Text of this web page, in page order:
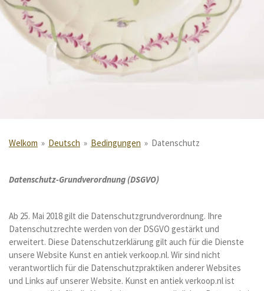
Welkom » Deutsch » Bedingungen » Datenschutz
Datenschutz-Grundverordnung (DSGVO)
Ab 25. Mai 2018 gilt die Datenschutzgrundverordnung. Ihre
Datenschutzrechte werden von der DSGVO gestärkt und
erweitert. Diese Datenschutzerklärung gilt auch für die Dienste
unsere Website Kunst en antiek verkoop.nl. Wir sind nicht
verantwortlich für die Datenschutzpraktiken anderer Websites
und Links auf unserer Website. Kunst en antiek verkoop.nl ist